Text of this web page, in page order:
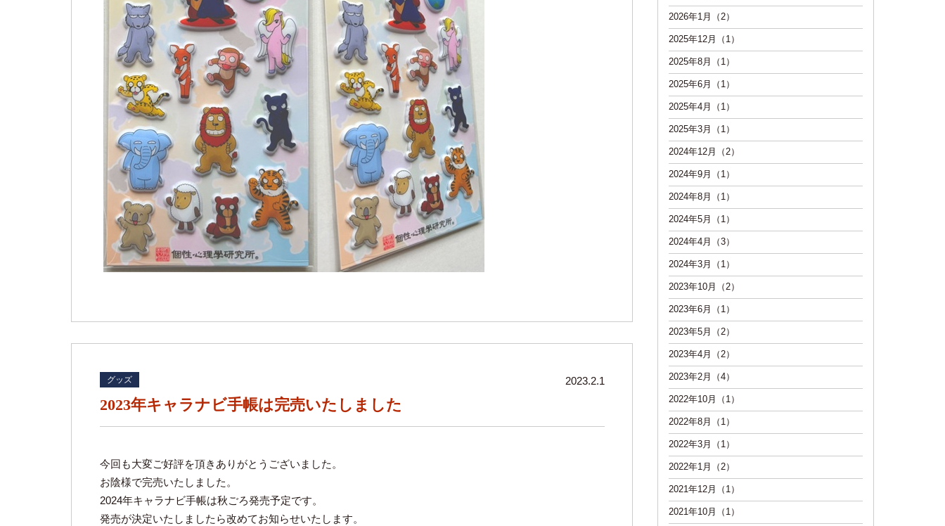
グッズ 2023.2.1
2023年キャラナビ手帳は完売いたしました
今回も大変ご好評を頂きありがとうございました。
お陰様で完売いたしました。
2024年キャラナビ手帳は秋ごろ発売予定です。
発売が決定いたしましたら改めてお知らせいたします。
2026年1月（2）
2025年12月（1）
2025年8月（1）
2025年6月（1）
2025年4月（1）
2025年3月（1）
2024年12月（2）
2024年9月（1）
2024年8月（1）
2024年5月（1）
2024年4月（3）
2024年3月（1）
2023年10月（2）
2023年6月（1）
2023年5月（2）
2023年4月（2）
2023年2月（4）
2022年10月（1）
2022年8月（1）
2022年3月（1）
2022年1月（2）
2021年12月（1）
2021年10月（1）